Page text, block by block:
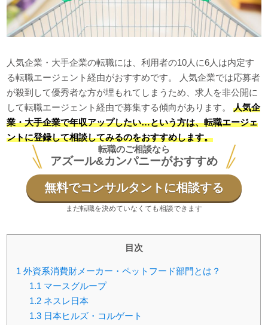
人気企業・大手企業の転職には、利用者の10人に6人は内定す
る転職エージェント経由がおすすめです。 人気企業では応募者
が殺到して優秀者な方が埋もれてしまうため、求人を非公開に
して転職エージェント経由で募集する傾向があります。人気企
業・大手企業で年収アップしたい…という方は、転職エージェ
ントに登録して相談してみるのをおすすめします。
転職のご相談なら
アズール&カンパニーがおすすめ
無料でコンサルタントに相談する
まだ転職を決めていなくても相談できます
目次
1 外資系消費財メーカー・ペットフード部門とは？
1.1 マースグループ
1.2 ネスレ日本
1.3 日本ヒルズ・コルゲート